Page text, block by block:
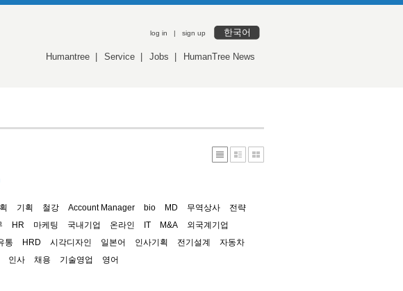
log in | sign up 한국어
Humantree Service Jobs HumanTree News
기획 철강 Account Manager bio MD 무역상사
전략
HR 마케팅 국내기업 온라인 IT M&A
외국계기업
통 HRD 시각디자인 일본어 인사기획 전기설계
자동차
인사 채용 기술영업 영어